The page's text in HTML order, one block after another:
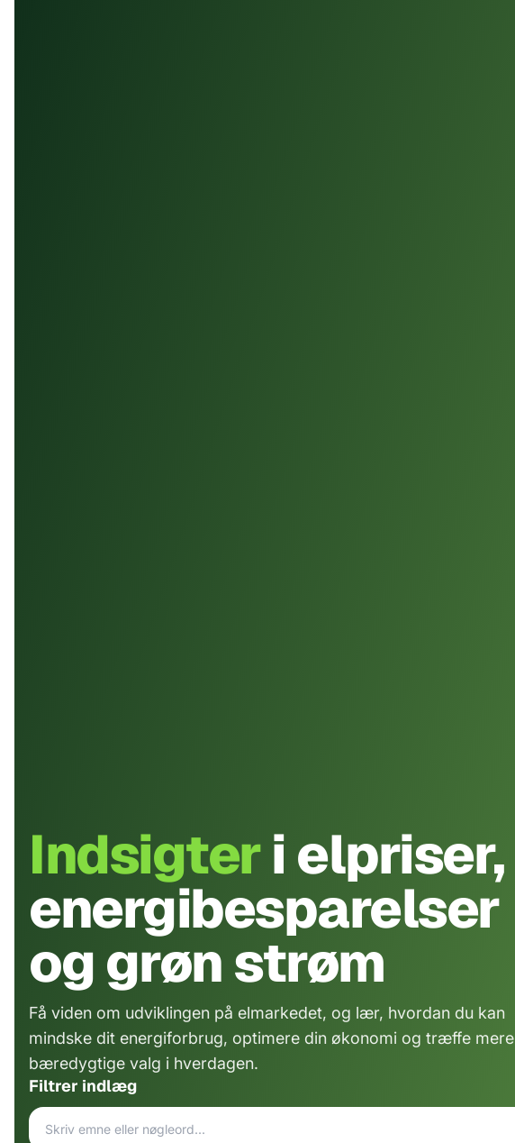
Indsigteri elpriser,
energibesparelser
og grøn strøm
Få viden om udviklingen på elmarkedet, og lær, hvordan du kan
mindske dit energiforbrug, optimere din økonomi og træffe mere
bæredygtige valg i hverdagen.
Filtrer indlæg